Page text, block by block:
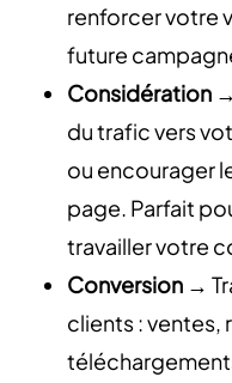
renforcer votre
future
Considération
du trafic vers
ou encourager
page. Parfait
travailler votre
Conversion →
clients : ventes,